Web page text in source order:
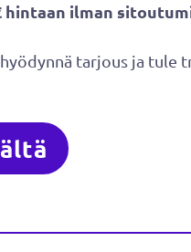
ilman
tarjous ja tule